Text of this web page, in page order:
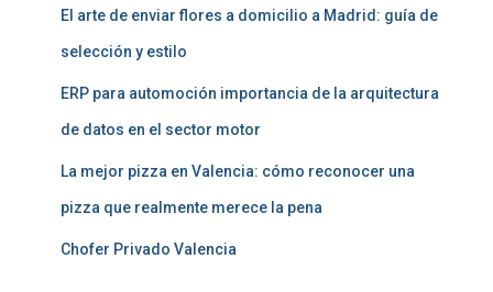
El arte de enviar flores a domicilio a Madrid: guía de
selección y estilo
ERP para automoción importancia de la arquitectura
de datos en el sector motor
La mejor pizza en Valencia: cómo reconocer una
pizza que realmente merece la pena
Chofer Privado Valencia